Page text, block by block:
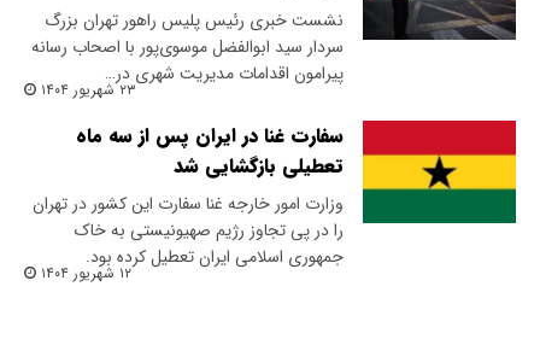
نشست خبری رئیس پلیس راهور تهران بزرگ
سردار سید ابوالفضل موسوی‌پور با اصحاب رسانه
پیرامون اقدامات مدیریت شهری در…
۲۳ شهریور ۱۴۰۴
سفارت غنا در ایران پس از سه ماه
تعطیلی بازگشایی شد
وزارت امور خارجه غنا سفارت این کشور در تهران
را در پی تجاوز رژیم صهیونیستی به خاک
جمهوری اسلامی ایران تعطیل کرده بود.
۱۲ شهریور ۱۴۰۴